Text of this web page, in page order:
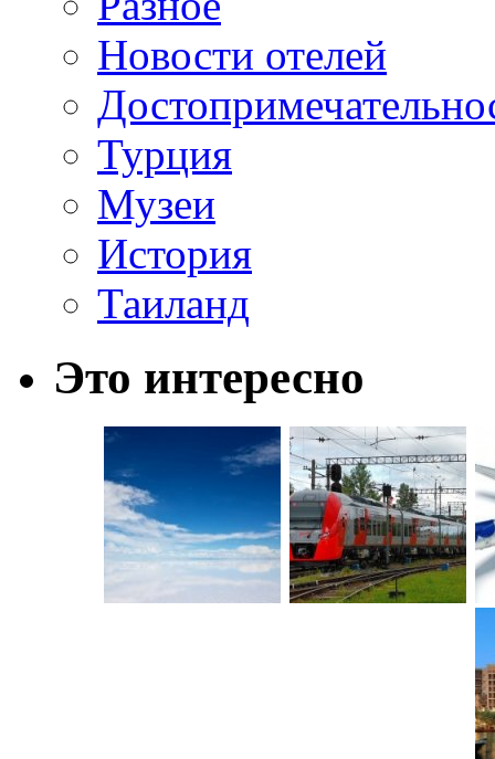
Новости отелей
Турция
Музеи
История
Таиланд
Это интересно